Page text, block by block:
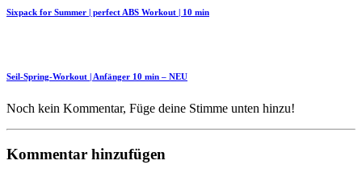
Sixpack for Summer | perfect ABS Workout | 10 min
Seil-Spring-Workout | Anfänger 10 min – NEU
Noch kein Kommentar, Füge deine Stimme unten hinzu!
Kommentar hinzufügen